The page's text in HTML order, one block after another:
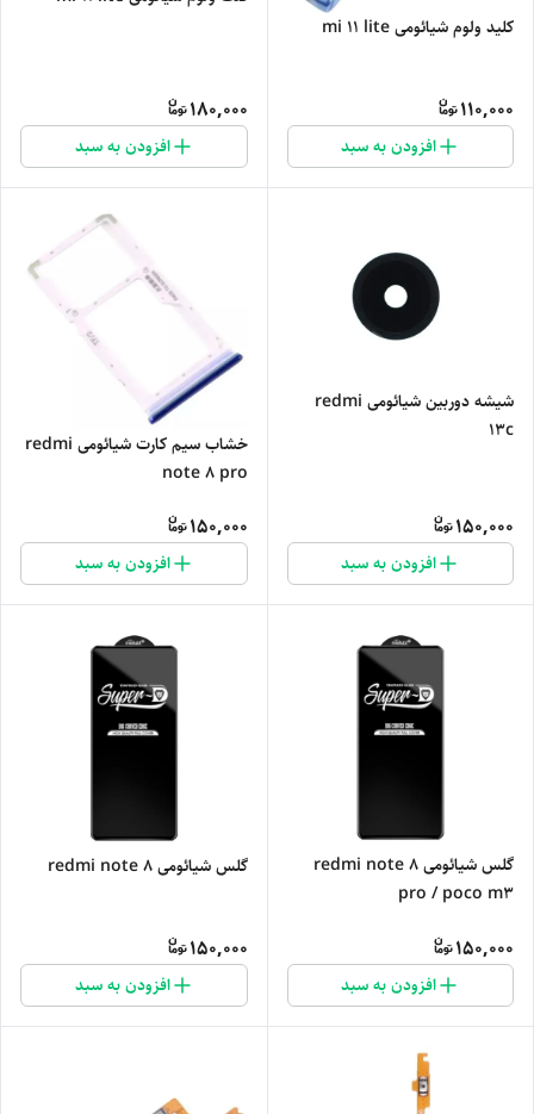
کلید ولوم شیائومی mi 11 lite
110,000
افزودن به سبد
180,000
افزودن به سبد
شیشه دوربین شیائومی redmi
13c
150,000
افزودن به سبد
خشاب سیم کارت شیائومی redmi
note 8 pro
150,000
افزودن به سبد
گلس شیائومی redmi note 8
pro / poco m3
150,000
افزودن به سبد
گلس شیائومی redmi note 8
150,000
افزودن به سبد